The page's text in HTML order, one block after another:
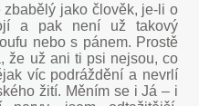
jako člověk, je-li o
a pak není už takový
nebo s pánem. Prostě
že už ani ti psi nejsou, co
víc podráždění a nevrlí
žití. Měním se i Já – i